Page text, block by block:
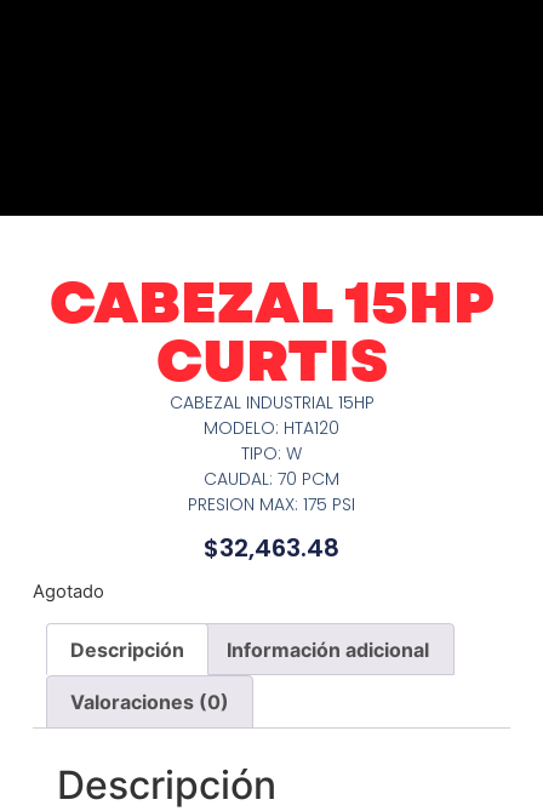
CABEZAL 15HP
CURTIS
CABEZAL INDUSTRIAL 15HP
MODELO: HTA120
TIPO: W
CAUDAL: 70 PCM
PRESION MAX: 175 PSI
$32,463.48
Agotado
Descripción Información adicional
Valoraciones (0)
Descripción